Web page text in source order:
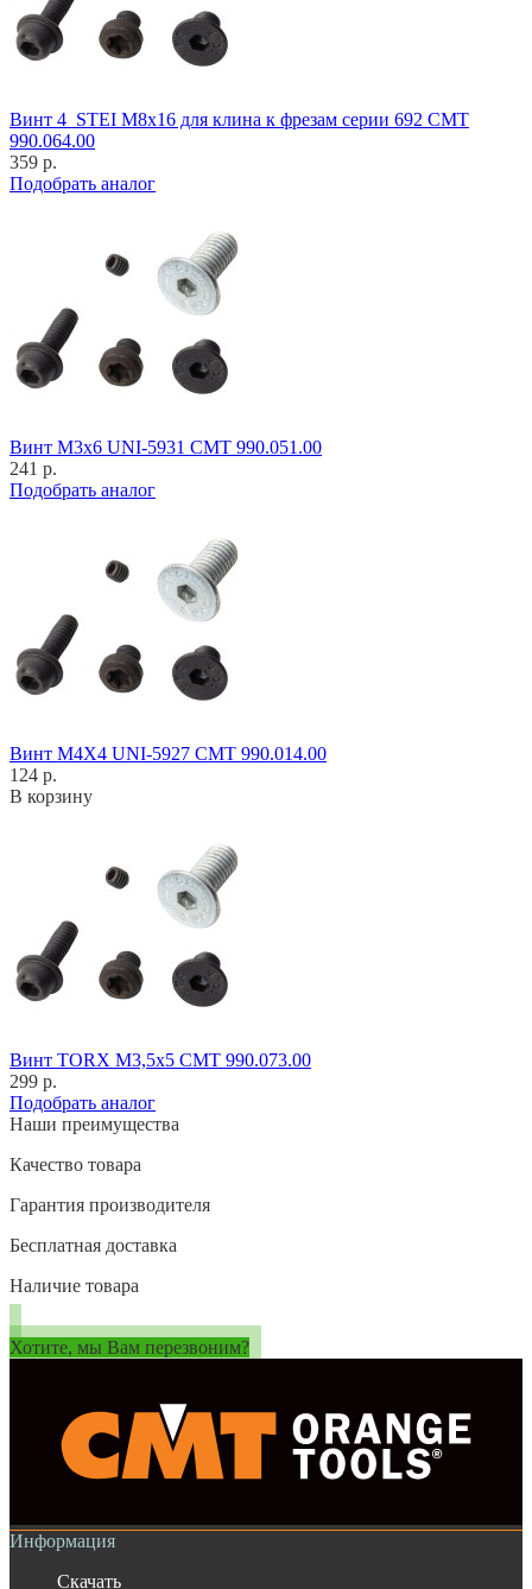
Винт 4_STEI M8x16 для клина к фрезам серии 692 CMT
990.064.00
359 р.
Подобрать аналог
Винт M3x6 UNI-5931 CMT 990.051.00
241 р.
Подобрать аналог
Винт M4X4 UNI-5927 CMT 990.014.00
124 р.
В корзину
Винт TORX M3,5x5 CMT 990.073.00
299 р.
Подобрать аналог
Наши преимущества
Качество товара
Гарантия производителя
Бесплатная доставка
Наличие товара
Хотите, мы Вам перезвоним?
Информация
Скачать